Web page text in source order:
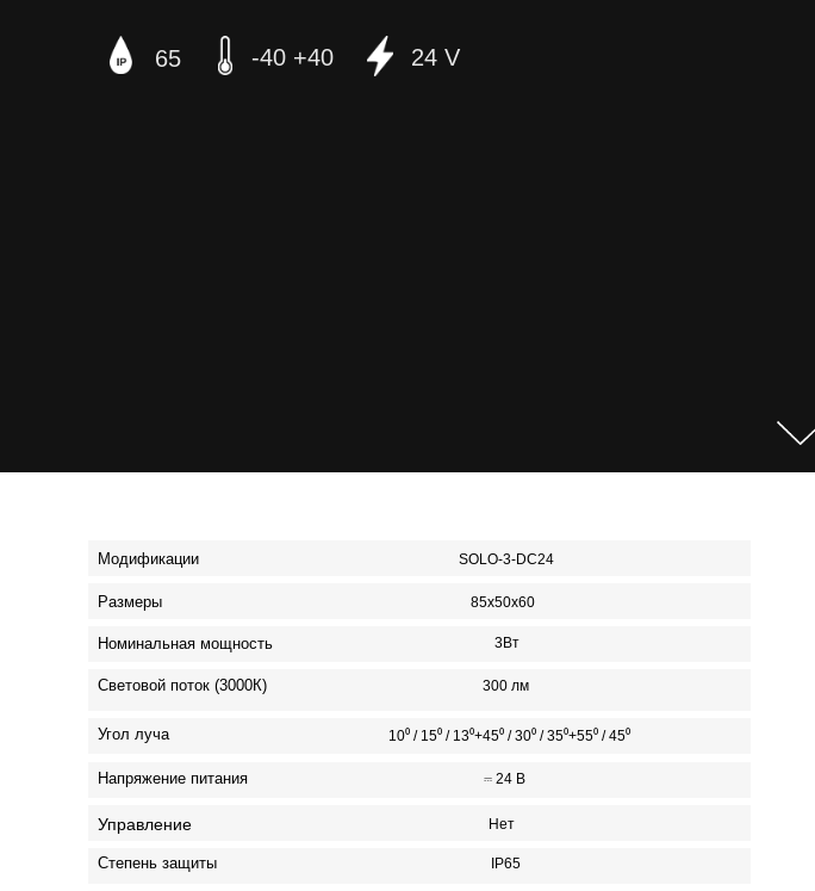
24 V
-40 +40
65
85х50х60
Размеры
SOLO-3-DC24
Модификации
300 лм
Световой поток (3000К)
3Вт
Номинальная мощность
IP65
Степень защиты
Нет
Управление
⎓ 24 В
Напряжение питания
10⁰ / 15⁰ / 13⁰+45⁰ / 30⁰ / 35⁰+55⁰ / 45⁰
Угол луча